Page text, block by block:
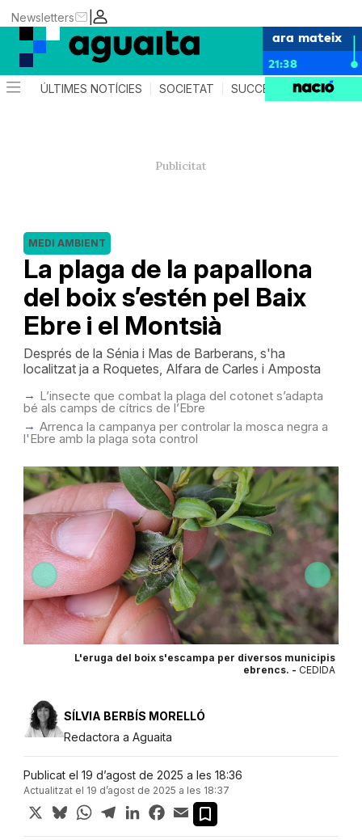
|
Newsletters
ara mateix
21:38
ÚLTIMES NOTÍCIES SOCIETAT SUCCESSOS AGENDA
La plaga de la papallona
del boix s’estén pel Baix
Ebre i el Montsià
MEDI AMBIENT
Després de la Sénia i Mas de Barberans, s'ha
localitzat ja a Roquetes, Alfara de Carles i Amposta
L’insecte que combat la plaga del cotonet s’adapta
bé als camps de cítrics de l’Ebre
Arrenca la campanya per controlar la mosca negra a
l'Ebre amb la plaga sota control
L'eruga del boix s'escampa per diversos municipis
ebrencs. - CEDIDA
SÍLVIA BERBÍS MORELLÓ
Redactora a Aguaita
Publicat el 19 d’agost de 2025 a les 18:36
Actualitzat el 19 d’agost de 2025 a les 18:37
X BlueskyWhatsApp
TelegramLinkedInFacebook
Email